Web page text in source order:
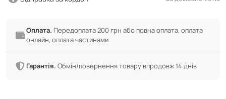
Оплата. Передоплата 200 грн або повна оплата, оплата
онлайн, оплата частинами
Гарантія. Обмін/повернення товару впродовж 14 днів